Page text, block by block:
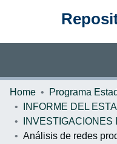
Communities &
Statistics
Home